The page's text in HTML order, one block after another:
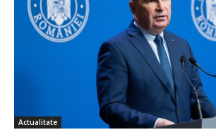
Actualitate